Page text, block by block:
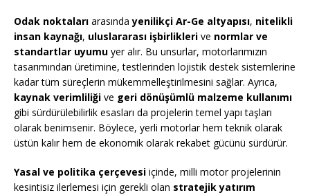
Odak noktaları arasındayenilikçi Ar-Ge altyapısı, nitelikli
insan kaynağı, uluslararası işbirlikleri ve normlar ve
standartlar uyumu yer alır. Bu unsurlar, motorlarımızın
tasarımından üretimine, testlerinden lojistik destek sistemlerine
kadar tüm süreçlerin mükemmelleştirilmesini sağlar. Ayrıca,
kaynak verimliliği ve geri dönüşümlü malzeme kullanımı
gibi sürdürülebilirlik esasları da projelerin temel yapı taşları
olarak benimsenir. Böylece, yerli motorlar hem teknik olarak
üstün kalır hem de ekonomik olarak rekabet gücünü sürdürür.
Yasal ve politika çerçevesi içinde, milli motor projelerinin
kesintisiz ilerlemesi için gerekli olan stratejik yatırım